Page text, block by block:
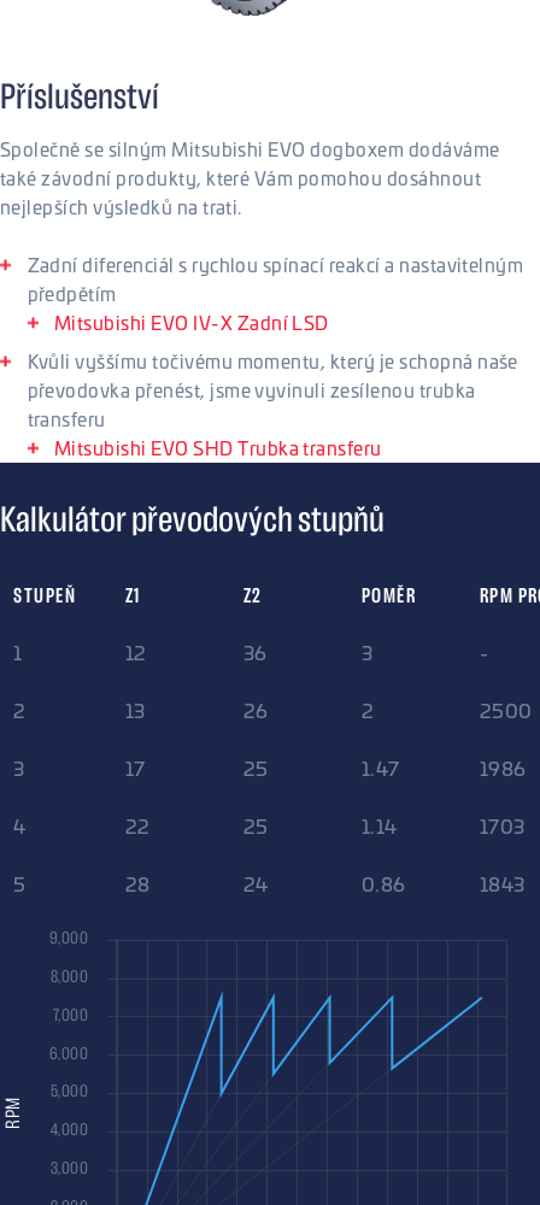
Příslušenství
Společně se silným Mitsubishi EVO dogboxem dodáváme
také závodní produkty, které Vám pomohou dosáhnout
nejlepších výsledků na trati.
Zadní diferenciál s rychlou spínací reakcí a nastavitelným
předpětím
Mitsubishi EVO IV-X Zadní LSD
Kvůli vyššímu točivému momentu, který je schopná naše
převodovka přenést, jsme vyvinuli zesílenou trubka
transferu
Mitsubishi EVO SHD Trubka transferu
Kalkulátor převodových stupňů
STUPEŇ Z1 Z2 POMĚR RPM
1 12 36 3 -
2 13 26 2 2500
3 17 25 1.47 1986
4 22 25 1.14 1703
5 28 24 0.86 1843